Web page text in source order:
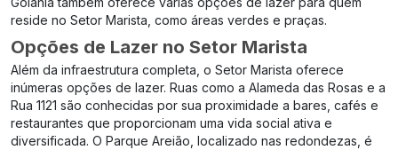
reside no Setor Marista, como áreas verdes e praças.
Opções de Lazer no Setor Marista
Além da infraestrutura completa, o Setor Marista oferece
inúmeras opções de lazer. Ruas como a Alameda das Rosas e a
Rua 1121 são conhecidas por sua proximidade a bares, cafés e
restaurantes que proporcionam uma vida social ativa e
diversificada. O Parque Areião, localizado nas redondezas, é